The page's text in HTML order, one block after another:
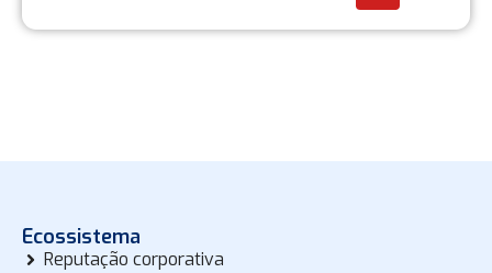
Ecossistema
Reputação corporativa